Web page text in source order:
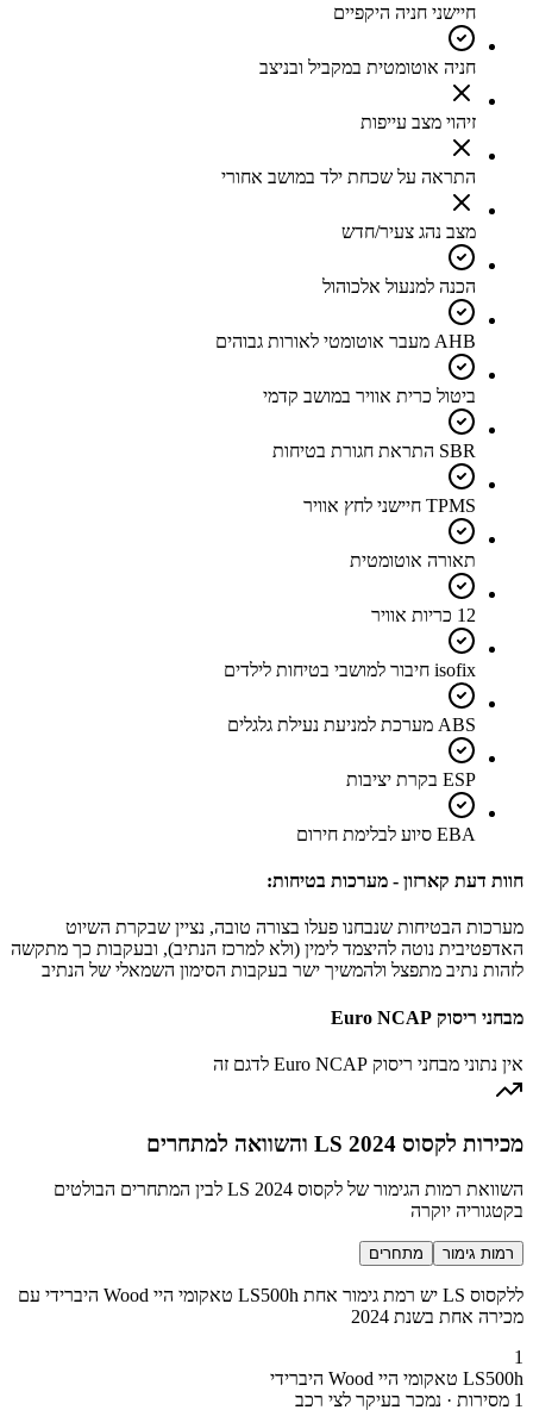
חיישני חניה היקפיים
חניה אוטומטית במקביל ובניצב
זיהוי מצב עייפות
התראה על שכחת ילד במושב אחורי
מצב נהג צעיר/חדש
הכנה למנעול אלכוהול
AHB מעבר אוטומטי לאורות גבוהים
ביטול כרית אוויר במושב קדמי
SBR התראת חגורת בטיחות
TPMS חיישני לחץ אוויר
תאורה אוטומטית
12 כריות אוויר
isofix חיבור למושבי בטיחות לילדים
ABS מערכת למניעת נעילת גלגלים
ESP בקרת יציבות
EBA סיוע לבלימת חירום
חוות דעת קארזון - מערכות בטיחות:
מערכות הבטיחות שנבחנו פעלו בצורה טובה, נציין שבקרת השיוט
האדפטיבית נוטה להיצמד לימין (ולא למרכז הנתיב), ובעקבות כך מתקשה
לזהות נתיב מתפצל ולהמשיך ישר בעקבות הסימון השמאלי של הנתיב
מבחני ריסוק Euro NCAP
אין נתוני מבחני ריסוק Euro NCAP לדגם זה
מכירות לקסוס LS 2024 והשוואה למתחרים
השוואת רמות הגימור של לקסוס LS 2024 לבין המתחרים הבולטים
בקטגוריה יוקרה
רמות גימור מתחרים
ללקסוס LS יש רמת גימור אחת LS500h טאקומי היי Wood היברידי עם
מכירה אחת בשנת 2024
1
LS500h טאקומי היי Wood היברידי
1 מסירות · נמכר בעיקר לצי רכב